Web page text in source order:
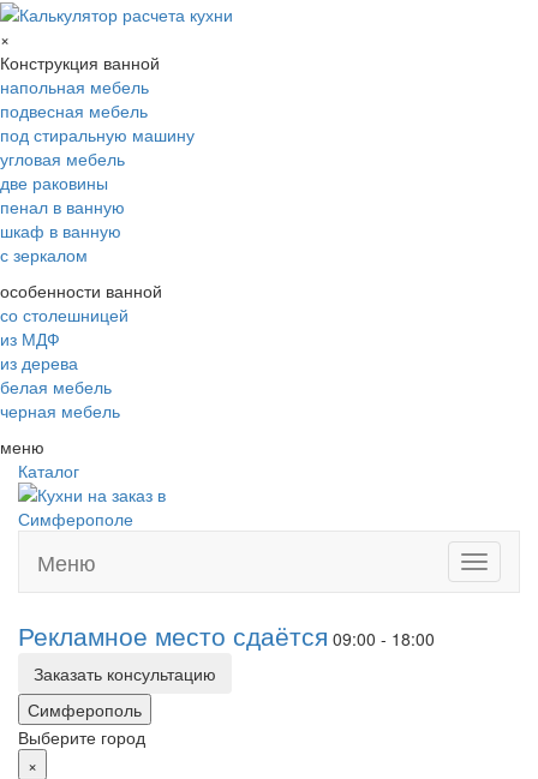
×
Конструкция ванной
напольная мебель
подвесная мебель
под стиральную машину
угловая мебель
две раковины
пенал в ванную
шкаф в ванную
с зеркалом
особенности ванной
со столешницей
из МДФ
из дерева
белая мебель
черная мебель
меню
Каталог
Toggle
Меню
Рекламное место сдаётся 09:00 - 18:00
Заказать консультацию
Симферополь
Выберите город
×